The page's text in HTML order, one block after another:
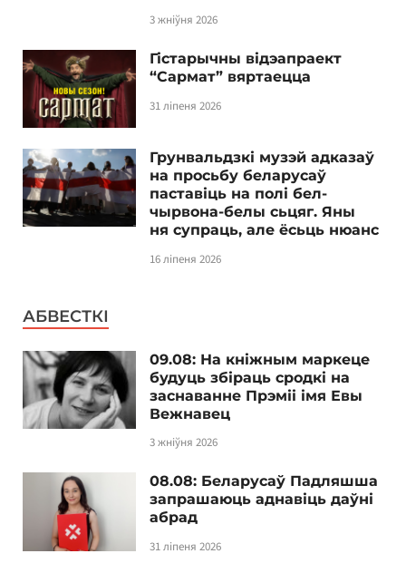
3 жніўня 2026
Гістарычны відэапраект
“Сармат” вяртаецца
31 ліпеня 2026
Грунвальдзкі музэй адказаў
на просьбу беларусаў
паставіць на полі бел-
чырвона-белы сьцяг. Яны
ня супраць, але ёсьць нюанс
16 ліпеня 2026
АБВЕСТКІ
09.08: На кніжным маркеце
будуць збіраць сродкі на
заснаванне Прэміі імя Евы
Вежнавец
3 жніўня 2026
08.08: Беларусаў Падляшша
запрашаюць аднавіць даўні
абрад
31 ліпеня 2026